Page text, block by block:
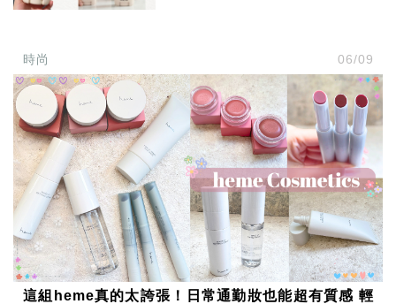
時尚 06/09
這組heme真的太誇張！日常通勤妝也能超有質感 輕